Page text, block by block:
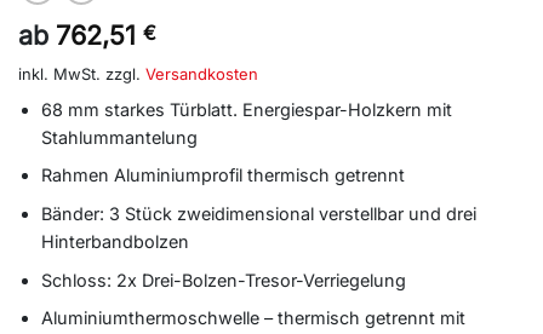
ab 762,51 €
inkl. MwSt. zzgl. Versandkosten
68 mm starkes Türblatt. Energiespar-Holzkern mit
Stahlummantelung
Rahmen Aluminiumprofil thermisch getrennt
Bänder: 3 Stück zweidimensional verstellbar und drei
Hinterbandbolzen
Schloss: 2x Drei-Bolzen-Tresor-Verriegelung
Aluminiumthermoschwelle – thermisch getrennt mit